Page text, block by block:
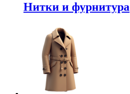
Нитки и фурнитура